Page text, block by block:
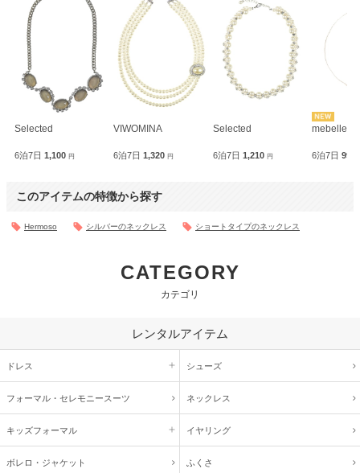
Selected
6泊7日 1,100 円
VIWOMINA
6泊7日1,320円
Selected
6泊7日 1,210 円
mebelle
6泊7日 990
このアイテムの特徴から探す
Hermoso シルバーのネックレス ショートタイプのネックレス
CATEGORY
カテゴリ
レンタルアイテム
ドレス シューズ
フォーマル・ セレモニースーツ ネックレス
キッズフォーマル イヤリング
ボレロ・ジャケット ふくさ